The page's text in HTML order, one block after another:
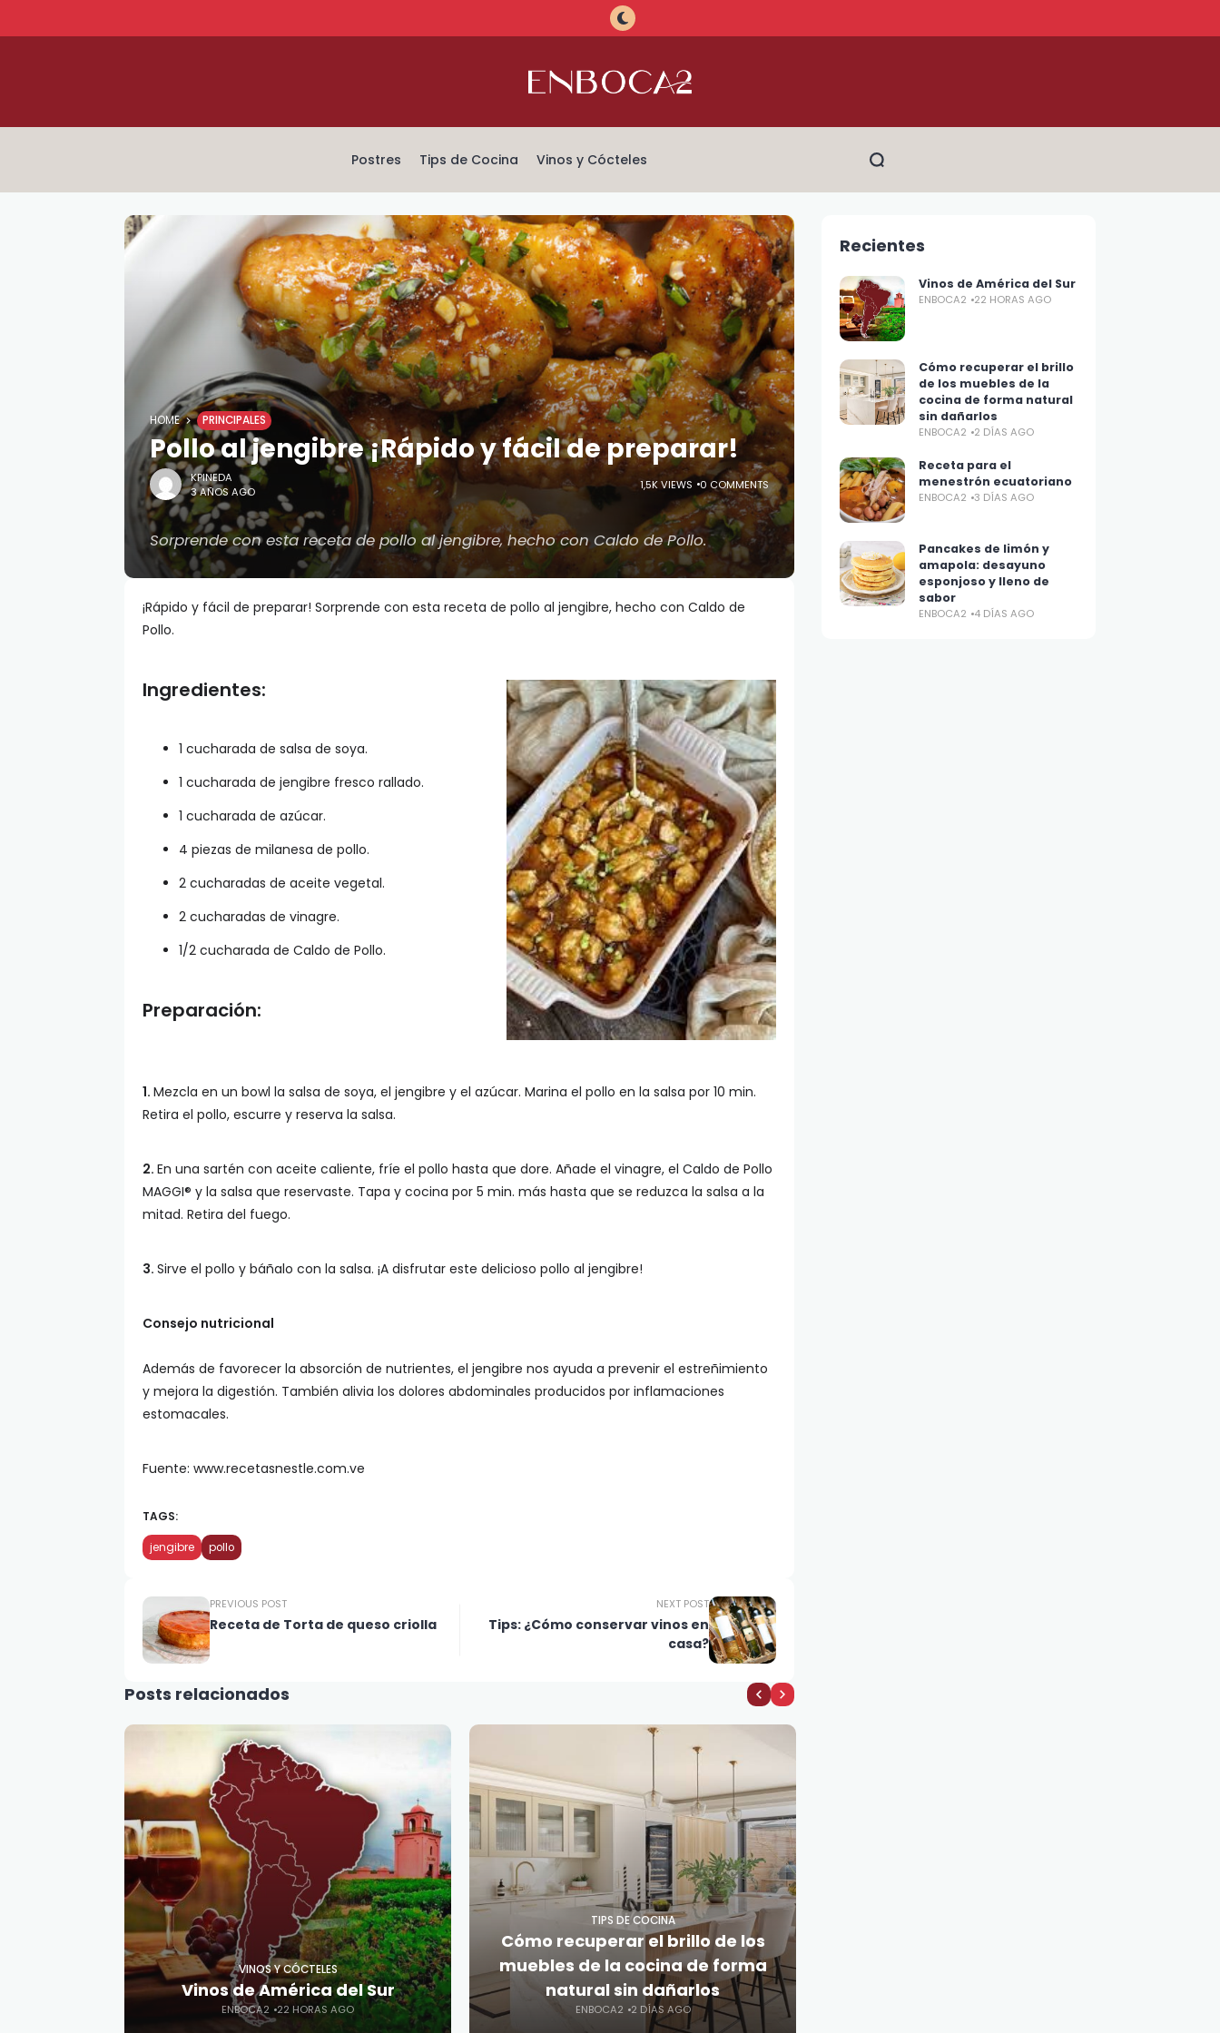
Postres Tips de Cocina Vinos y Cócteles
HOME PRINCIPALES
Pollo al jengibre ¡Rápido y fácil de preparar!
KPINEDA
3 AÑOS AGO
1,5K VIEWS 0 COMMENTS
Sorprende con esta receta de pollo al jengibre, hecho con Caldo de Pollo.
¡Rápido y fácil de preparar! Sorprende con esta receta de pollo al jengibre, hecho con Caldo de
Pollo.
Ingredientes:
1 cucharada de salsa de soya.
1 cucharada de jengibre fresco rallado.
1 cucharada de azúcar.
4 piezas de milanesa de pollo.
2 cucharadas de aceite vegetal.
2 cucharadas de vinagre.
1/2 cucharada de Caldo de Pollo.
Preparación:
1. Mezcla en un bowl la salsa de soya, el jengibre y el azúcar. Marina el pollo en la salsa por 10 min.
Retira el pollo, escurre y reserva la salsa.
2. En una sartén con aceite caliente, fríe el pollo hasta que dore. Añade el vinagre, el Caldo de Pollo
MAGGI® y la salsa que reservaste. Tapa y cocina por 5 min. más hasta que se reduzca la salsa a la
mitad. Retira del fuego.
3. Sirve el pollo y báñalo con la salsa. ¡A disfrutar este delicioso pollo al jengibre!
Consejo nutricional
Además de favorecer la absorción de nutrientes, el jengibre nos ayuda a prevenir el estreñimiento
y mejora la digestión. También alivia los dolores abdominales producidos por inflamaciones
estomacales.
Fuente: www.recetasnestle.com.ve
TAGS:
jengibre pollo
PREVIOUS POST
Receta de Torta de queso criolla
NEXT POST
Tips: ¿Cómo conservar vinos en
casa?
Posts relacionados
VINOS Y CÓCTELES
Vinos de América del Sur
ENBOCA2 22 HORAS AGO
TIPS DE COCINA
Cómo recuperar el brillo de los
muebles de la cocina de forma
natural sin dañarlos
ENBOCA2 2 DÍAS AGO
Recientes
Vinos de América del Sur
ENBOCA2 22 HORAS AGO
Cómo recuperar el brillo
de los muebles de la
cocina de forma natural
sin dañarlos
ENBOCA2 2 DÍAS AGO
Receta para el
menestrón ecuatoriano
ENBOCA2 3 DÍAS AGO
Pancakes de limón y
amapola: desayuno
esponjoso y lleno de
sabor
ENBOCA2 4 DÍAS AGO